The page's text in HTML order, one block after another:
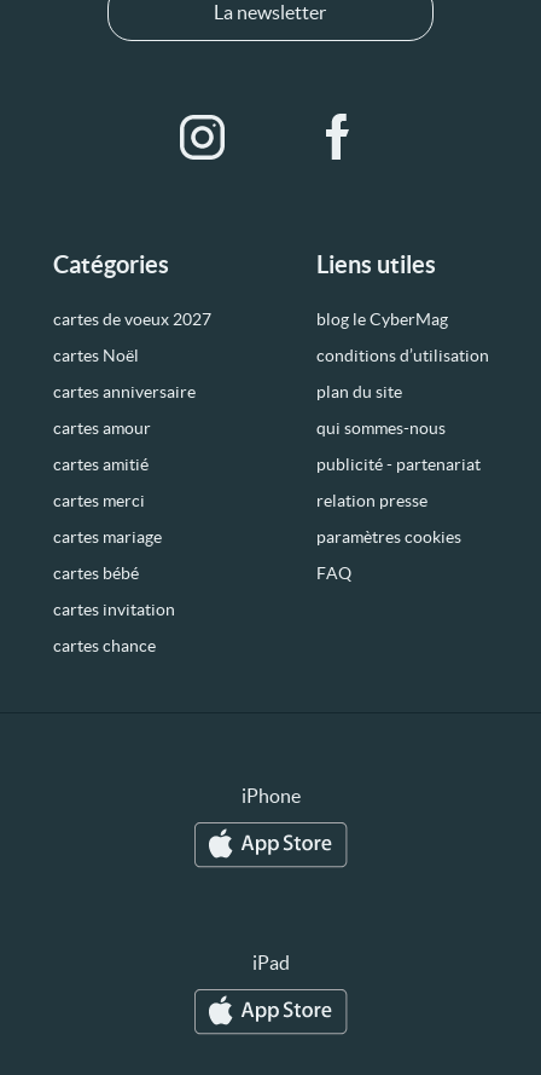
Catégories
cartes de voeux 2027
cartes Noël
cartes anniversaire
cartes amour
cartes amitié
cartes merci
cartes mariage
cartes bébé
cartes invitation
cartes chance
Liens utiles
blog le CyberMag
conditions d’utilisation
plan du site
qui sommes-nous
publicité - partenariat
relation presse
paramètres cookies
FAQ
La newsletter
iPhone
iPad